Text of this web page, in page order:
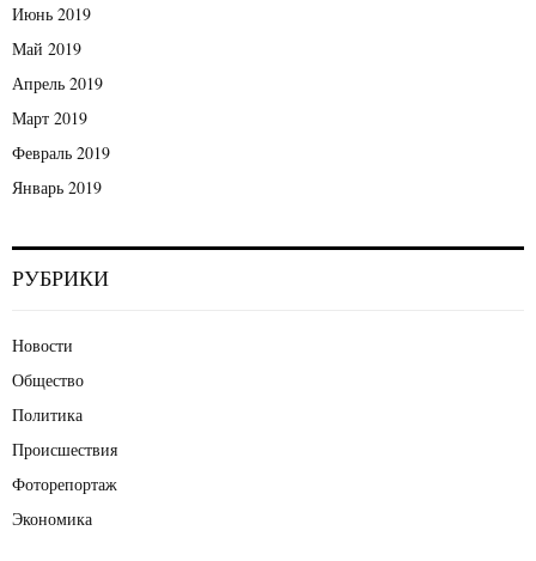
Июнь 2019
Май 2019
Апрель 2019
Март 2019
Февраль 2019
Январь 2019
РУБРИКИ
Новости
Общество
Политика
Происшествия
Фоторепортаж
Экономика